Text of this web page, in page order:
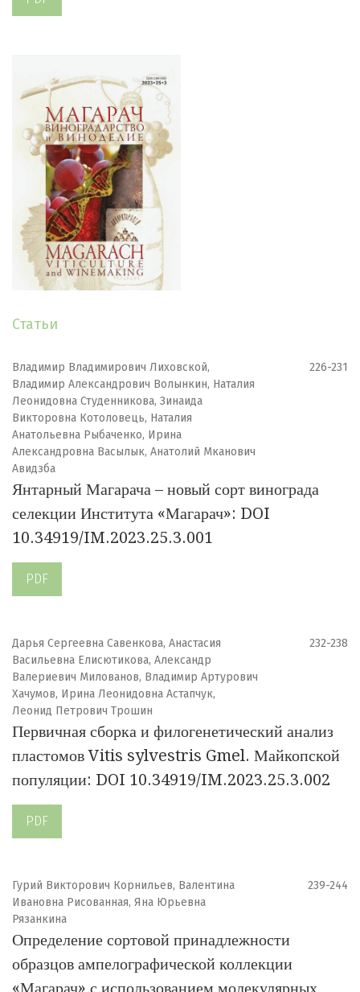
Статьи
Владимир Владимирович Лиховской,
Владимир Александрович Волынкин, Наталия
Леонидовна Студенникова, Зинаида
Викторовна Котоловець, Наталия
Анатольевна Рыбаченко, Ирина
Александровна Васылык, Анатолий Мканович
Авидзба
226-231
Янтарный Магарача – новый сорт винограда
селекции Института «Магарач»: DOI
10.34919/IM.2023.25.3.001
PDF
Дарья Сергеевна Савенкова, Анастасия
Васильевна Елисютикова, Александр
Валериевич Милованов, Владимир Артурович
Хачумов, Ирина Леонидовна Астапчук,
Леонид Петрович Трошин
232-238
Первичная сборка и филогенетический анализ
пластомов Vitis sylvestris Gmel. Майкопской
популяции: DOI 10.34919/IM.2023.25.3.002
PDF
Гурий Викторович Корнильев, Валентина
Ивановна Рисованная, Яна Юрьевна
Рязанкина
239-244
Определение сортовой принадлежности
образцов ампелографической коллекции
«Магарач» с использованием молекулярных